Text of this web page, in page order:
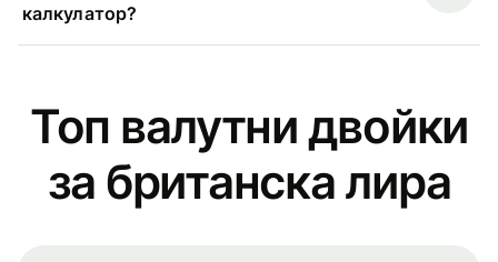
калкулатор?
Топ валутни двойки
за британска лира